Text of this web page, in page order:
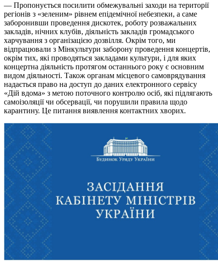
— Пропонується посилити обмежувальні заходи на території
регіонів з «зеленим» рівнем епідемічної небезпеки, а саме
заборонивши проведення дискотек, роботу розважальних
закладів, нічних клубів, діяльність закладів громадського
харчування з організацією дозвілля. Окрім того, ми
відпрацювали з Мінкультури заборону проведення концертів,
окрім тих, які проводяться закладами культури, і для яких
концертна діяльність протягом останнього року є основним
видом діяльності. Також органам місцевого самоврядування
надається право на доступ до даних електронного сервісу
«Дій вдома» з метою поточного контролю осіб, які підлягають
самоізоляції чи обсервації, чи порушили правила щодо
карантину. Це питання виявлення контактних хворих.